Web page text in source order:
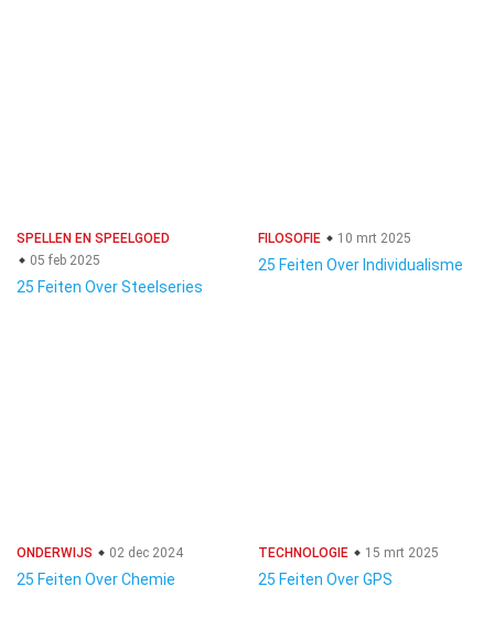
SPELLEN EN SPEELGOED
05 feb 2025
25 Feiten Over Steelseries
FILOSOFIE 10 mrt 2025
25 Feiten Over Individualisme
ONDERWIJS 02 dec 2024
25 Feiten Over Chemie
TECHNOLOGIE 15 mrt 2025
25 Feiten Over GPS